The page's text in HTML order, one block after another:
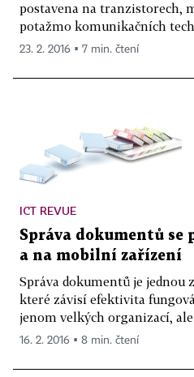
postavena na tranzistorech,
potažmo komunikačních
23. 2. 2016 ▪ 7 min. čtení
ICT REVUE
Správa dokumentů se
a na mobilní zařízení
Správa dokumentů je jednou
které závisí efektivita
jenom velkých organizací, ale
16. 2. 2016 ▪ 8 min. čtení